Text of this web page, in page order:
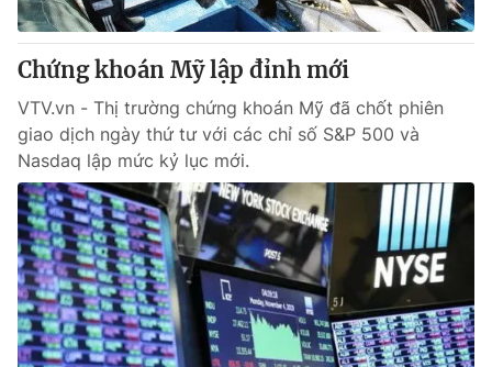
Chứng khoán Mỹ lập đỉnh mới
VTV.vn - Thị trường chứng khoán Mỹ đã chốt phiên
giao dịch ngày thứ tư với các chỉ số S&P 500 và
Nasdaq lập mức kỷ lục mới.